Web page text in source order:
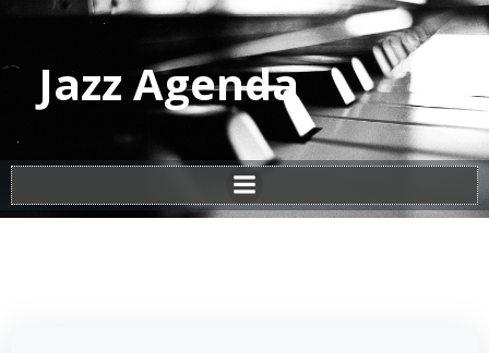
Vai
al
contenuto
Jazz Agenda